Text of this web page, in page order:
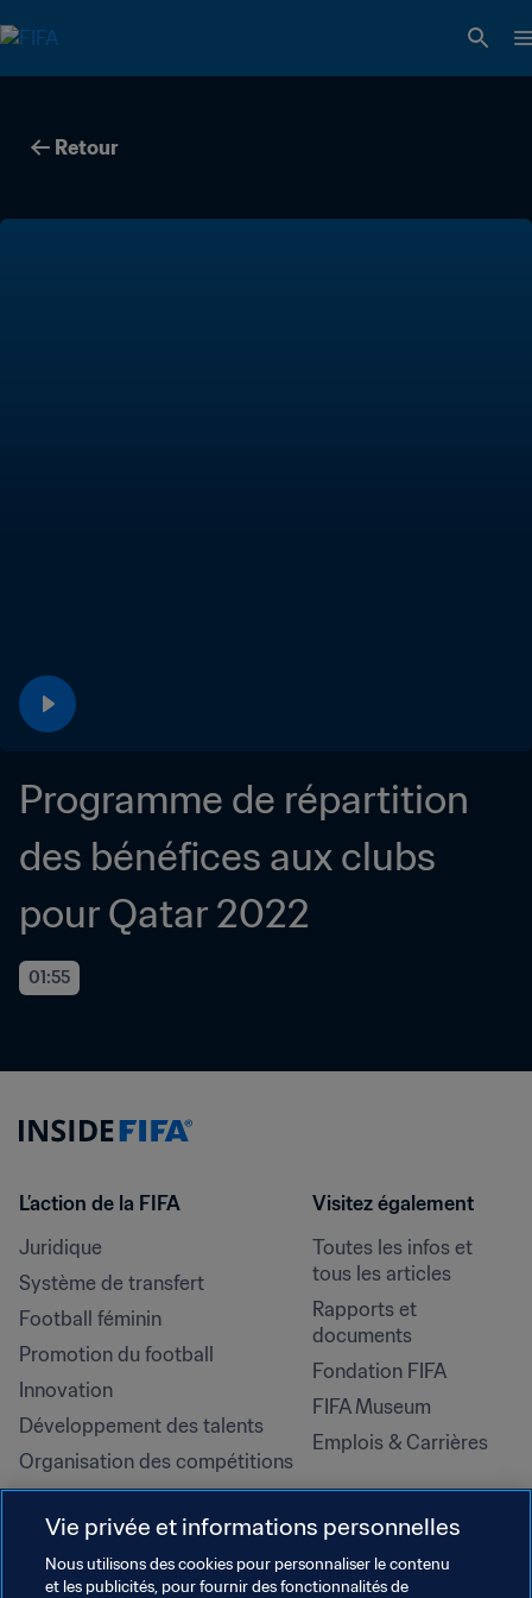
Retour
Programme de répartition
des bénéfices aux clubs
pour Qatar 2022
01:55
L’action de la FIFA
Juridique
Système de transfert
Football féminin
Promotion du football
Innovation
Développement des talents
Organisation des compétitions
Développement durable
Droits de l'homme et lutte contre
la discrimination
Visitez également
Toutes les infos et
tous les articles
Rapports et
documents
Fondation FIFA
FIFA Museum
Emplois & Carrières
Vie privée et informations personnelles
Nous utilisons des cookies pour personnaliser le contenu
et les publicités, pour fournir des fonctionnalités de